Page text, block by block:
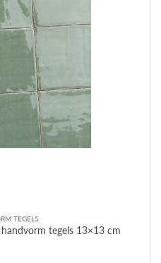
TEGELS
tegels 13×13 cm